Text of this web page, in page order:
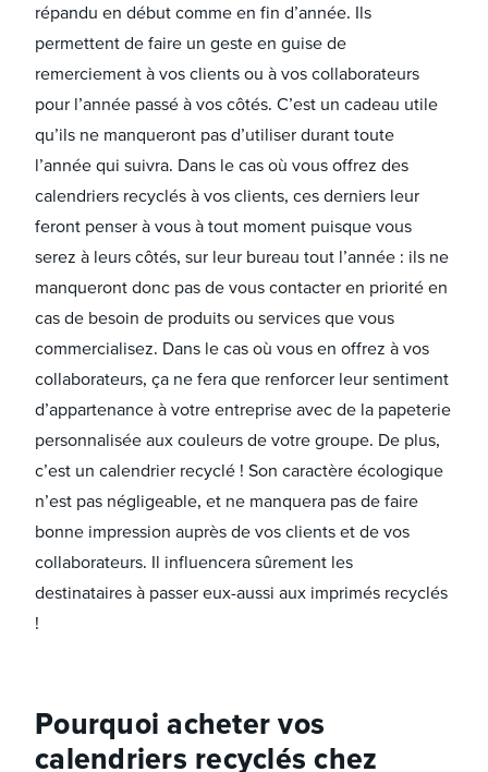
répandu en début comme en fin d’année. Ils
permettent de faire un geste en guise de
remerciement à vos clients ou à vos collaborateurs
pour l’année passé à vos côtés. C’est un cadeau utile
qu’ils ne manqueront pas d’utiliser durant toute
l’année qui suivra. Dans le cas où vous offrez des
calendriers recyclés à vos clients, ces derniers leur
feront penser à vous à tout moment puisque vous
serez à leurs côtés, sur leur bureau tout l’année : ils ne
manqueront donc pas de vous contacter en priorité en
cas de besoin de produits ou services que vous
commercialisez. Dans le cas où vous en offrez à vos
collaborateurs, ça ne fera que renforcer leur sentiment
d’appartenance à votre entreprise avec de la papeterie
personnalisée aux couleurs de votre groupe. De plus,
c’est un calendrier recyclé ! Son caractère écologique
n’est pas négligeable, et ne manquera pas de faire
bonne impression auprès de vos clients et de vos
collaborateurs. Il influencera sûrement les
destinataires à passer eux-aussi aux imprimés recyclés
!
Pourquoi acheter vos
calendriers recyclés chez